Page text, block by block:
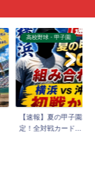
高校野球・甲子園
【速報】夏の甲子園
定！全対戦カード...